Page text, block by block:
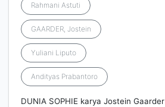
Rahmani Astuti
GAARDER, Jostein
Yuliani Liputo
Andityas Prabantoro
DUNIA SOPHIE karya Jostein Gaarder